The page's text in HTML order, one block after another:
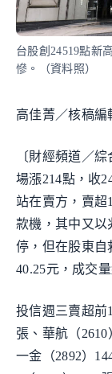
台股創24519點新
慘。（資料照）
高佳菁／核稿編
〔財經頻道／
場漲214點，收
站在賣方，賣超
款機，其中又以
停，但在股東自
40.25元，成交
投信週三賣超前
張、華航（2610
一金（2892）